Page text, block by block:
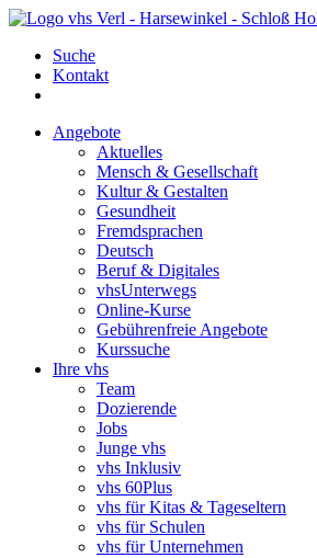
Suche
Kontakt
Angebote
Aktuelles
Mensch & Gesellschaft
Kultur & Gestalten
Gesundheit
Fremdsprachen
Deutsch
Beruf & Digitales
vhsUnterwegs
Online-Kurse
Gebührenfreie Angebote
Kurssuche
Ihre vhs
Team
Dozierende
Jobs
Junge vhs
vhs Inklusiv
vhs 60Plus
vhs für Kitas & Tageseltern
vhs für Schulen
vhs für Unternehmen